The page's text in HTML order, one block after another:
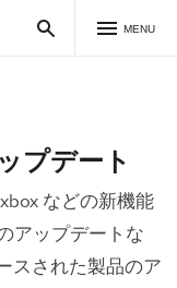
MENU
プデート
などの新機能
アップデートな
スされた製品のア